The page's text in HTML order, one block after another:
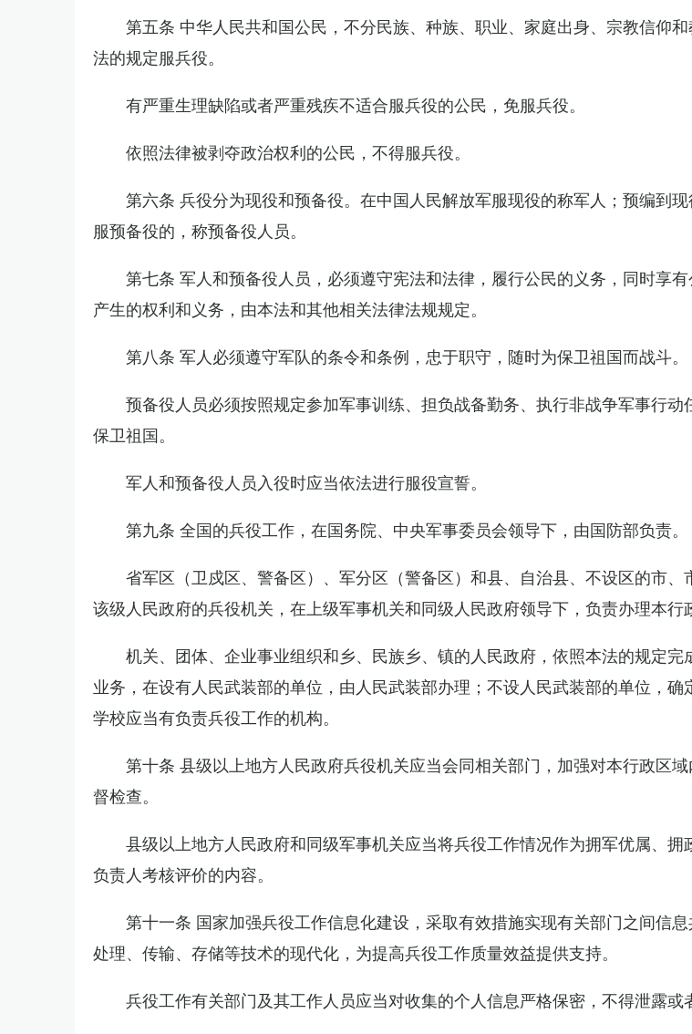
第五条 中华人民共和国公民，不分民族、种族、职业、家庭出身、宗教信仰
法的规定服兵役。
有严重生理缺陷或者严重残疾不适合服兵役的公民，免服兵役。
依照法律被剥夺政治权利的公民，不得服兵役。
第六条 兵役分为现役和预备役。在中国人民解放军服现役的称军人；预编到
服预备役的，称预备役人员。
第七条 军人和预备役人员，必须遵守宪法和法律，履行公民的义务，同时享
产生的权利和义务，由本法和其他相关法律法规规定。
第八条 军人必须遵守军队的条令和条例，忠于职守，随时为保卫祖国而战斗。
预备役人员必须按照规定参加军事训练、担负战备勤务、执行非战争军事行动
保卫祖国。
军人和预备役人员入役时应当依法进行服役宣誓。
第九条 全国的兵役工作，在国务院、中央军事委员会领导下，由国防部负责。
省军区（卫戍区、警备区）、军分区（警备区）和县、自治县、不设区的市、
该级人民政府的兵役机关，在上级军事机关和同级人民政府领导下，负责办理本行
机关、团体、企业事业组织和乡、民族乡、镇的人民政府，依照本法的规定
业务，在设有人民武装部的单位，由人民武装部办理；不设人民武装部的单位，
学校应当有负责兵役工作的机构。
第十条 县级以上地方人民政府兵役机关应当会同相关部门，加强对本行政区
督检查。
县级以上地方人民政府和同级军事机关应当将兵役工作情况作为拥军优属、
负责人考核评价的内容。
第十一条 国家加强兵役工作信息化建设，采取有效措施实现有关部门之间信息
处理、传输、存储等技术的现代化，为提高兵役工作质量效益提供支持。
兵役工作有关部门及其工作人员应当对收集的个人信息严格保密，不得泄露或